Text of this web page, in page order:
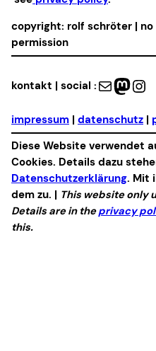
copyright: rolf schröter |
permission
kontakt | social : Mail Mastodon Instagram
impressum | datenschutz |
Diese Website verwendet
Cookies. Details dazu
Datenschutzerklärung. Mit
dem zu. | This website only
Details are in theprivacy
this.